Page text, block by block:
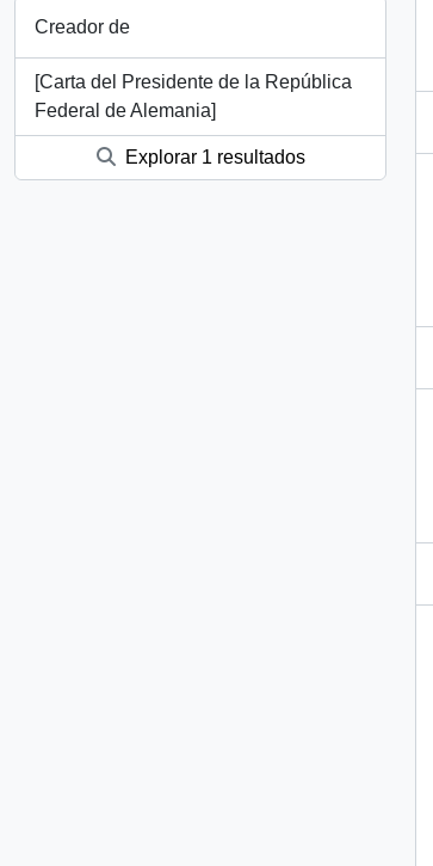
Creador de
[Carta del Presidente de la República
Federal de Alemania]
Explorar 1 resultados